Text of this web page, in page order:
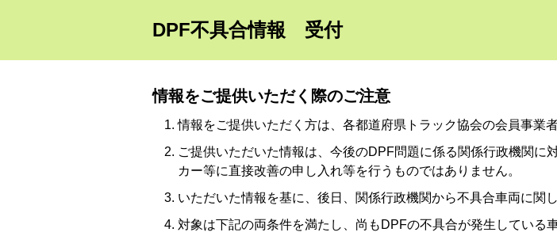
DPF不具合情報 受付
情報をご提供いただく際のご注意
情報をご提供いただく方は、各都道府県トラック協会の会員事業者
ご提供いただいた情報は、今後のDPF問題に係る関係行政機関
カー等に直接改善の申し入れ等を行うものではありません。
いただいた情報を基に、後日、関係行政機関から不具合車両に関
対象は下記の両条件を満たし、尚もDPFの不具合が発生している